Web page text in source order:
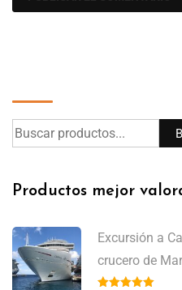
Productos mejor
Excursión a
crucero de